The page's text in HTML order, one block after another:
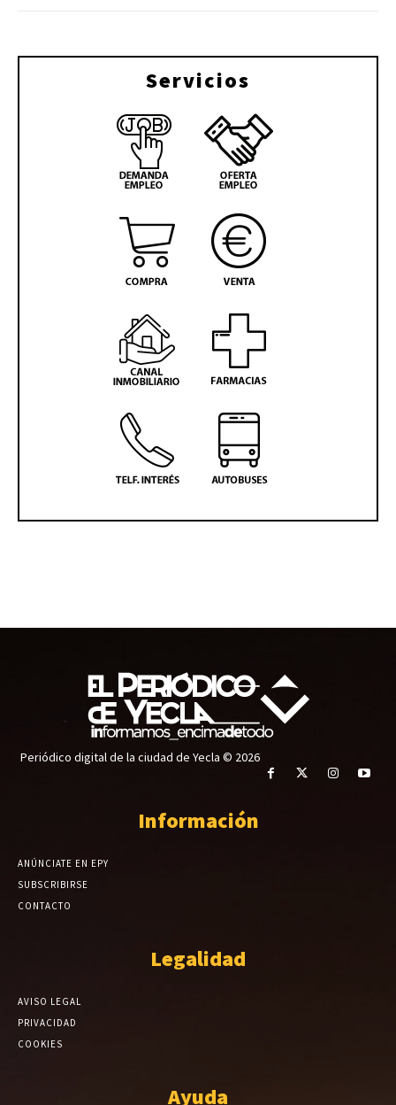
Servicios
Periódico digital de la ciudad de Yecla © 2026
Información
ANÚNCIATE EN EPY
SUBSCRIBIRSE
CONTACTO
Legalidad
AVISO LEGAL
PRIVACIDAD
COOKIES
Ayuda